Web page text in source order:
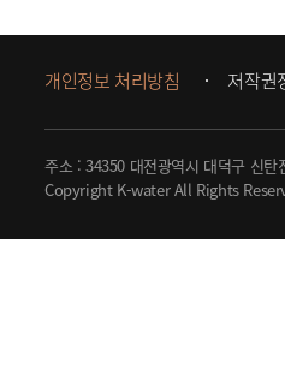
개인정보 처리방침 저작권
주소 : 34350 대전광역시 대덕구 신탄
Copyright K-water All Rights